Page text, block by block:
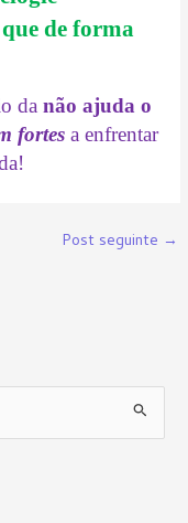
de forma
da não ajuda o
fortes a enfrentar
Post seguinte →